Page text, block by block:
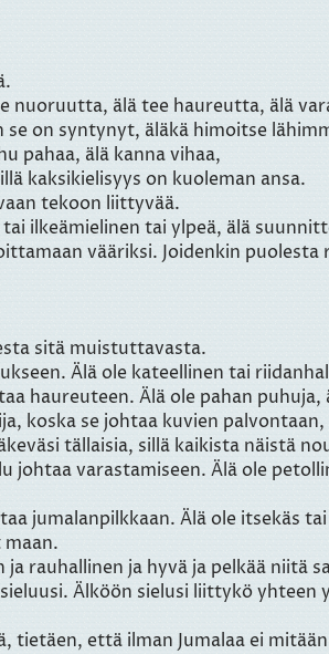
nuoruutta, älä tee haureutta, älä
on syntynyt, äläkä himoitse
pahaa, älä kanna vihaa,
kaksikielisyys on kuoleman ansa.
tekoon liittyvää.
ilkeämielinen tai ylpeä, älä
vääriksi. Joidenkin puolesta
sitä muistuttavasta.
Älä ole kateellinen tai
haureuteen. Älä ole pahan
koska se johtaa kuvien
tällaisia, sillä kaikista näistä
johtaa varastamiseen. Älä ole
jumalanpilkkaan. Älä ole itsekäs
ja rauhallinen ja hyvä ja pelkää niitä
Älköön sielusi liittykö yhteen
tietäen, että ilman Jumalaa ei